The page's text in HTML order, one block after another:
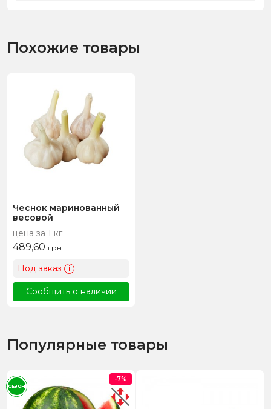
Похожие товары
Чеснок маринованный
весовой
цена за 1 кг
489,60 грн
Под заказ i
Сообщить о наличии
Популярные товары
-7%
СЕЗОН